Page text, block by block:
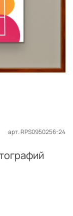
арт.RPS0950256-24